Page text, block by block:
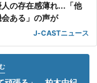
人の存在感薄れ...「他
ある」の声が
J-CASTニュース